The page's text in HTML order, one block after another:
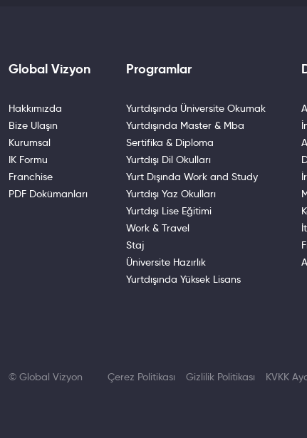
Global Vizyon
Hakkımızda
Bize Ulaşın
Kurumsal
IK Formu
Franchise
PDF Dokümanları
Programlar
Yurtdışında Üniversite Okumak
Yurtdışında Master & Mba
Sertifika & Diploma
Yurtdışı Dil Okulları
Yurt Dışında Work and Study
Yurtdışı Yaz Okulları
Yurtdışı Lise Eğitimi
Work & Travel
Staj
Üniversite Hazırlık
Yurtdışında Yüksek Lisans
© Global Vizyon Çerez Politikası Gizlilik Politikası KVKK